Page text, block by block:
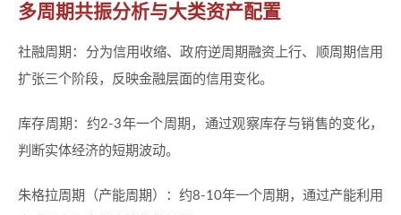
多周期共振分析与大类资产配置
社融周期：分为信用收缩、政府逆周期融资上行、顺周期信用
扩张三个阶段，反映金融层面的信用变化。
库存周期：约2-3年一个周期，通过观察库存与销售的变化，
判断实体经济的短期波动。
朱格拉周期（产能周期）：约8-10年一个周期，通过产能利用